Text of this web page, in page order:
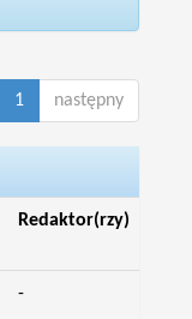
1 następny
Redaktor(rzy)
-